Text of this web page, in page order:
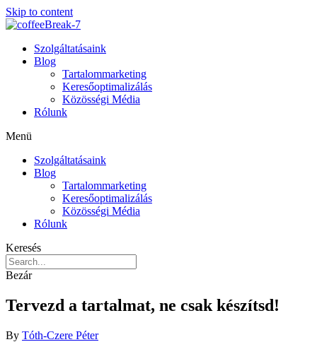
Skip to content
Szolgáltatásaink
Blog
Tartalommarketing
Keresőoptimalizálás
Közösségi Média
Rólunk
Menü
Szolgáltatásaink
Blog
Tartalommarketing
Keresőoptimalizálás
Közösségi Média
Rólunk
Keresés
Bezár
Tervezd a tartalmat, ne csak készítsd!
By Tóth-Czere Péter